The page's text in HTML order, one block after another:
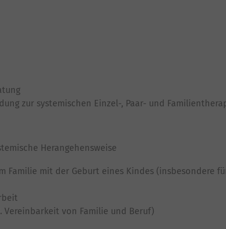
zur systemischen Einzel-, Paar- und
Herangehensweise
Familie mit der Geburt eines Kindes (insbesondere
von Familie und Beruf)